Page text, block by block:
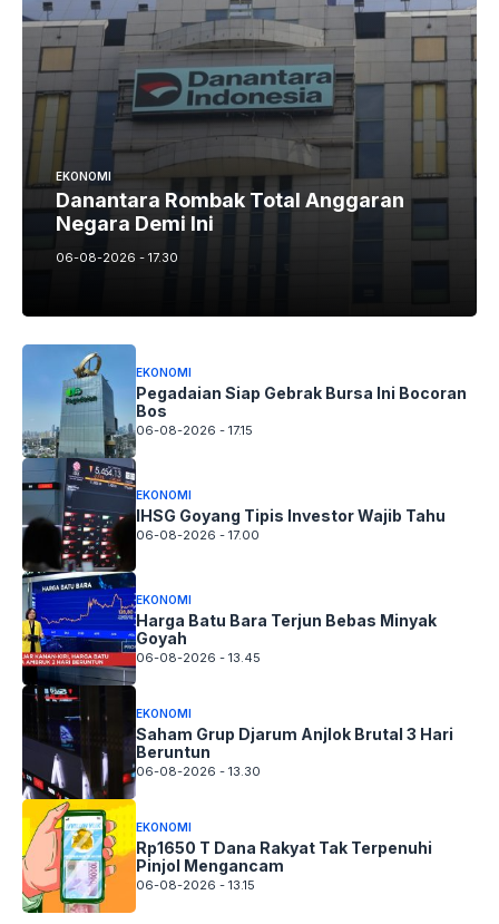
EKONOMI
Danantara Rombak Total Anggaran
Negara Demi Ini
06-08-2026 - 17.30
EKONOMI
Pegadaian Siap Gebrak Bursa Ini Bocoran
Bos
06-08-2026 - 17.15
EKONOMI
IHSG Goyang Tipis Investor Wajib Tahu
06-08-2026 - 17.00
EKONOMI
Harga Batu Bara Terjun Bebas Minyak
Goyah
06-08-2026 - 13.45
EKONOMI
Saham Grup Djarum Anjlok Brutal 3 Hari
Beruntun
06-08-2026 - 13.30
EKONOMI
Rp1650 T Dana Rakyat Tak Terpenuhi
Pinjol Mengancam
06-08-2026 - 13.15